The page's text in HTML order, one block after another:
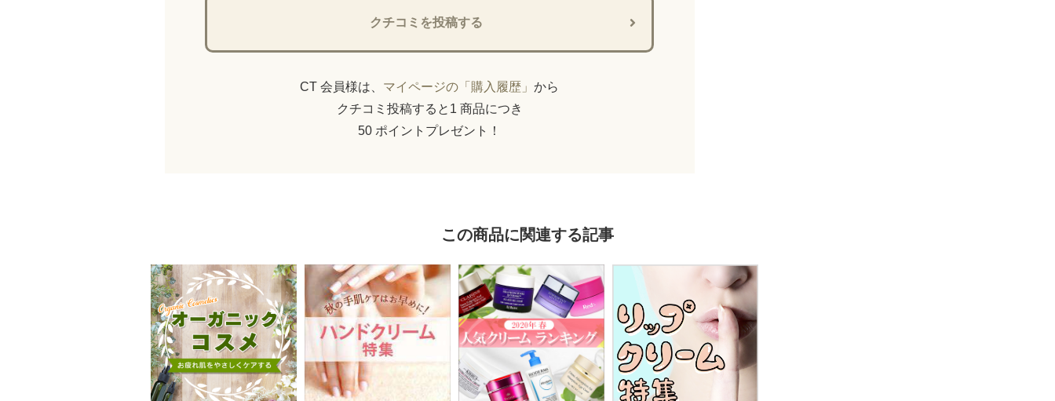
クチコミを投稿する
CT 会員様は、 マイページの「購入履歴」 から
クチコミ投稿すると1 商品につき
50 ポイントプレゼント！
この商品に関連する記事